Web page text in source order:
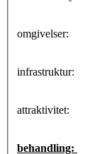
omgivelser:
infrastruktur:
attraktivitet:
behandling: